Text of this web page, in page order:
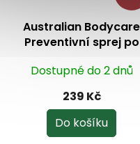
Australian Bodycare
Preventivní sprej po
150 ml
Dostupné do 2 dnů
239 Kč
Do košíku